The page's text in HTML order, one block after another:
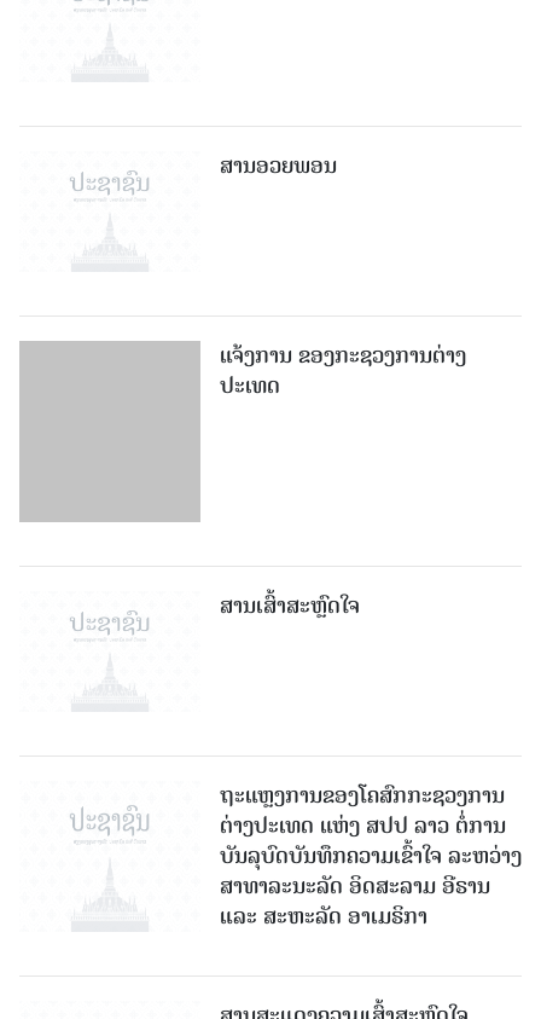
ສານອວຍພອນ
ແຈ້ງການ ຂອງກະຊວງການຕ່າງ
ປະເທດ
ຕ່າງປະເທດ ແຫ່ງ ສປປ ລາວ ຕໍ່ການ
ບັນລຸບົດບັນທຶກຄວາມເຂົ້າໃຈ ລະຫວ່າງ
ສາທາລະນະລັດ ອິດສະລາມ ອີຣານ
ແລະ ສະຫະລັດ ອາເມຣິກາ